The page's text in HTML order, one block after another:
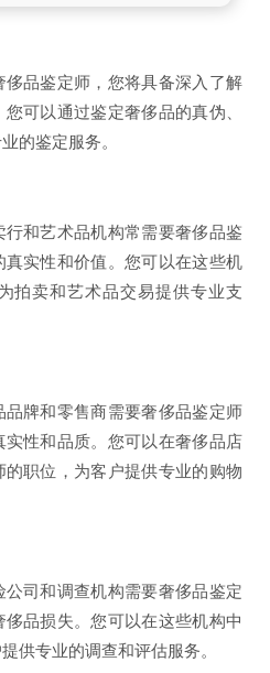
侈品鉴定师，您将具备深入了解
可以通过鉴定奢侈品的真伪、
的鉴定服务。
行和艺术品机构常需要奢侈品鉴
实性和价值。您可以在这些机
拍卖和艺术品交易提供专业支
品牌和零售商需要奢侈品鉴定师
性和品质。您可以在奢侈品店
职位，为客户提供专业的购物
公司和调查机构需要奢侈品鉴定
品损失。您可以在这些机构中
供专业的调查和评估服务。